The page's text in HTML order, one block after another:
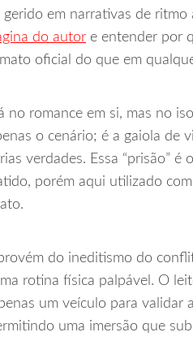
em narrativas de ritmo
do autor e entender por
oficial do que em
romance em si, mas no
o cenário; é a gaiola de
verdades. Essa “prisão” é o
porém aqui utilizado
do ineditismo do
rotina física palpável. O
um veículo para validar a
uma imersão que